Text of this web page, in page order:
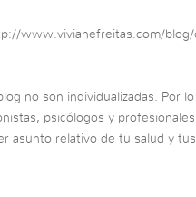
www.vivianefreitas.com/
no son individualizadas. Por
psicólogos y
asunto relativo de tu salud y